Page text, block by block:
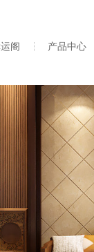
阁 产品中心